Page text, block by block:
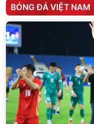
BÓNG ĐÁ VIỆT NAM